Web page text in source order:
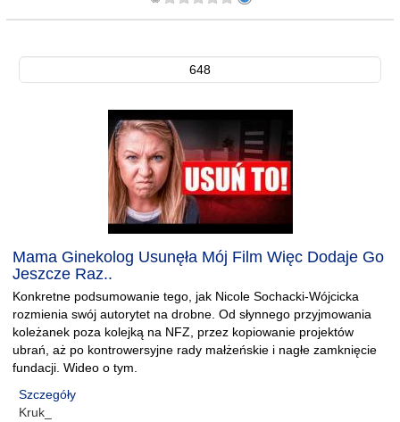
648
Mama Ginekolog Usunęła Mój Film Więc Dodaje Go
Jeszcze Raz..
Konkretne podsumowanie tego, jak Nicole Sochacki-Wójcicka
rozmienia swój autorytet na drobne. Od słynnego przyjmowania
koleżanek poza kolejką na NFZ, przez kopiowanie projektów
ubrań, aż po kontrowersyjne rady małżeńskie i nagłe zamknięcie
fundacji. Wideo o tym.
Szczegóły
Kruk_